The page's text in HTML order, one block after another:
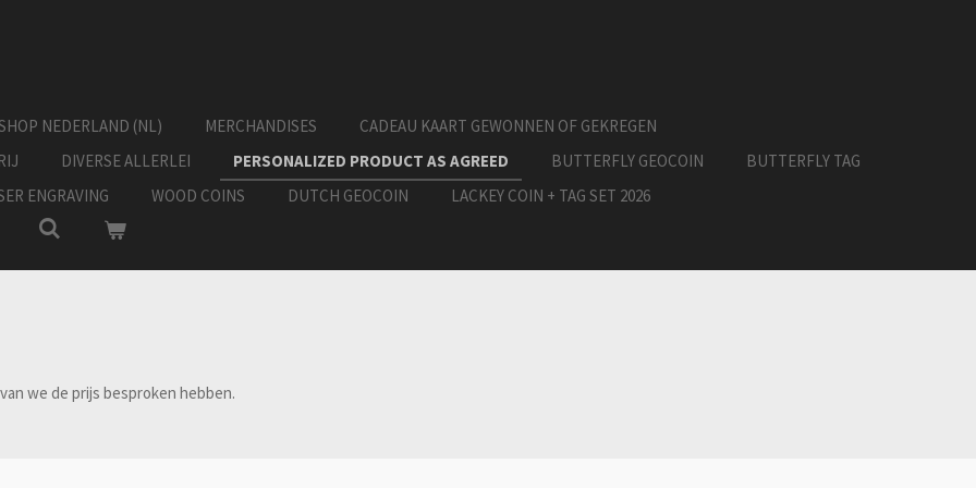
NEDERLAND (NL) MERCHANDISES
CADEAU KAART GEWONNEN OF GEKREGEN
DIVERSE ALLERLEI PERSONALIZED PRODUCT AS AGREED BUTTERFLY GEOCOIN
BUTTERFLY TAG
ENGRAVING WOOD COINS DUTCH GEOCOIN
LACKEY COIN + TAG SET 2026
we de prijs besproken hebben.